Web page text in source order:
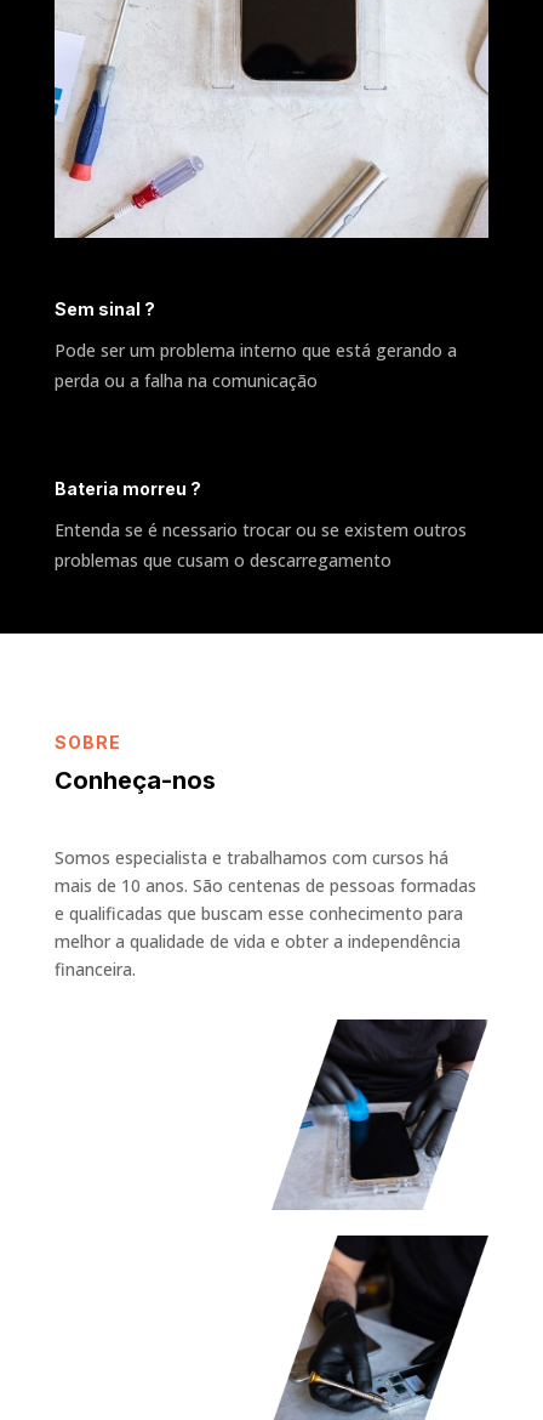
Sem sinal ?
Pode ser um problema interno que está gerando a
perda ou a falha na comunicação
Bateria morreu ?
Entenda se é ncessario trocar ou se existem outros
problemas que cusam o descarregamento
SOBRE
Conheça-nos
Somos especialista e trabalhamos com cursos há
mais de 10 anos. São centenas de pessoas formadas
e qualificadas que buscam esse conhecimento para
melhor a qualidade de vida e obter a independência
financeira.